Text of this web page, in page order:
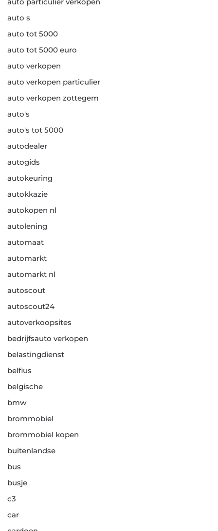
auto s
auto tot 5000
auto tot 5000 euro
auto verkopen
auto verkopen particulier
auto verkopen zottegem
auto's
auto's tot 5000
autodealer
autogids
autokeuring
autokkazie
autokopen nl
autolening
automaat
automarkt
automarkt nl
autoscout
autoscout24
autoverkoopsites
bedrijfsauto verkopen
belastingdienst
belfius
belgische
bmw
brommobiel
brommobiel kopen
buitenlandse
bus
busje
c3
car